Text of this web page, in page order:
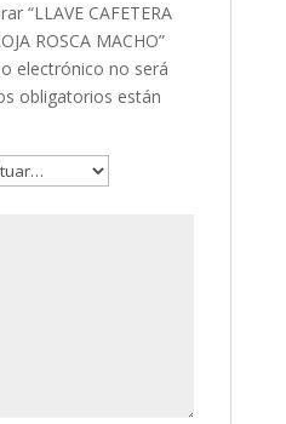
“LLAVE CAFETERA
ROSCA MACHO”
electrónico no será
obligatorios están